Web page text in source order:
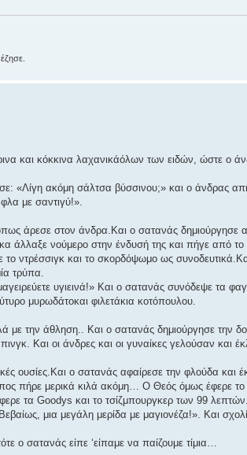
και κόκκινα λαχανικάόλων των ειδών, ώστε ο
«Λίγη ακόμη σάλτσα βύσσινου;» και ο άνδρας
με σαντιγύ!».
άρεσε στον άνδρα.Και ο σατανάς δημιούργησε
άλλαξε νούμερο στην ένδυσή της και πήγε από το
ντρέσσιγκ και το σκορδόψωμο ως
τρύπα.
υγιεινά!» Και ο σατανάς συνόδεψε τα
μυρωδάτοκαι φιλετάκια κοτόπουλου.
με την άθληση.. Και ο σατανάς δημιούργησε την
Και οι άνδρες και οι γυναίκες γελούσαν και
ουσίες.Και ο σατανάς αφαίρεσε την φλούδα και
πήρε μερικά κιλά ακόμη… Ο Θεός όμως έφερε
τα Goodys και το τσίζμπουργκερ των 99 λεπτών.
μια μεγάλη μερίδα με μαγιονέζα!». Kαι
ο σατανάς είπε ‘είπαμε να παίζουμε τίμια…